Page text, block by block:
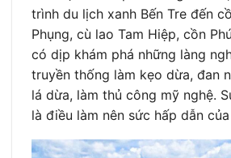
trình du lịch xanh Bến Tre đến
Phụng, cù lao Tam Hiệp, cồn
có dịp khám phá những làng
truyền thống làm kẹo dừa, đan
lá dừa, làm thủ công mỹ nghệ.
là điều làm nên sức hấp dẫn